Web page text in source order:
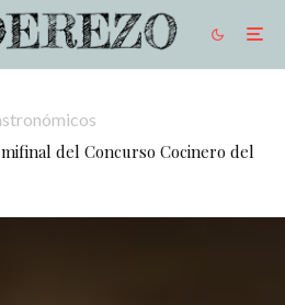
del Concurso Cocinero del